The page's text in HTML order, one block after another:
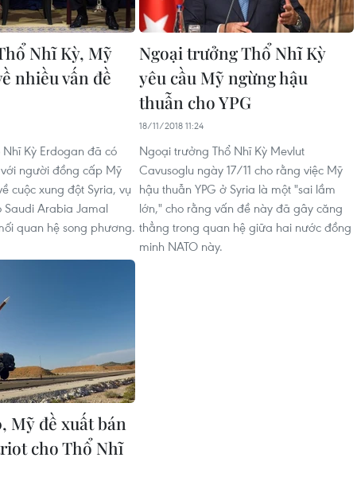
Nhĩ Kỳ, Mỹ
nhiều vấn đề
Nhĩ Kỳ Erdogan đã có
người đồng cấp Mỹ
cuộc xung đột Syria, vụ
Saudi Arabia Jamal
quan hệ song phương.
Ngoại trưởng Thổ Nhĩ Kỳ
yêu cầu Mỹ ngừng hậu
thuẫn cho YPG
18/11/2018 11:24
Ngoại trưởng Thổ Nhĩ Kỳ Mevlut
Cavusoglu ngày 17/11 cho rằng việc Mỹ
hậu thuẫn YPG ở Syria là một "sai lầm
lớn," cho rằng vấn đề này đã gây căng
thẳng trong quan hệ giữa hai nước đồng
minh NATO này.
Mỹ đề xuất bán
cho Thổ Nhĩ